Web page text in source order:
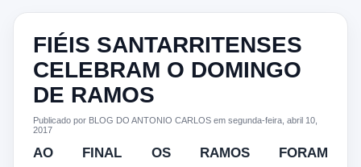
FIÉIS SANTARRITENSES
CELEBRAM O DOMINGO
DE RAMOS
Publicado por BLOG DO ANTONIO CARLOS em segunda-feira, abril 10,
2017
AO FINAL OS RAMOS FORAM